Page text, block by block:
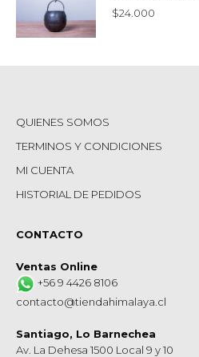
$24.000
QUIENES SOMOS
TERMINOS Y CONDICIONES
MI CUENTA
HISTORIAL DE PEDIDOS
CONTACTO
Ventas Online
+56 9 4426 8106
contacto@tiendahimalaya.cl
Santiago, Lo Barnechea
Av. La Dehesa 1500 Local 9 y 10